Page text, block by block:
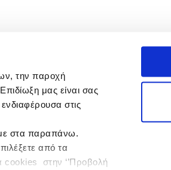
την παροχή
μας είναι σας
στις
στα παραπάνω.
από τα
cookies στην ‘’Προβολή